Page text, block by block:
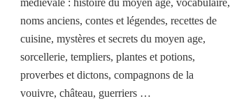
médiévale : histoire du moyen age, vocabulaire,
noms anciens, contes et légendes, recettes de
cuisine, mystères et secrets du moyen age,
sorcellerie, templiers, plantes et potions,
proverbes et dictons, compagnons de la
vouivre, château, guerriers …